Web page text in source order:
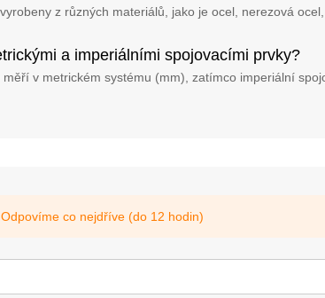
z různých materiálů, jako je ocel, nerezová
a imperiálními spojovacími prvky?
v metrickém systému (mm), zatímco imperiální
co nejdříve (do 12 hodin)